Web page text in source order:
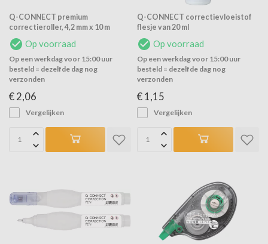
Q-CONNECT premium
correctieroller, 4,2 mm x 10 m
Op voorraad
Op een werkdag voor 15:00 uur
besteld = dezelfde dag nog
verzonden
€ 2,06
Vergelijken
Q-CONNECT correctievloeistof
flesje van 20 ml
Op voorraad
Op een werkdag voor 15:00 uur
besteld = dezelfde dag nog
verzonden
€ 1,15
Vergelijken